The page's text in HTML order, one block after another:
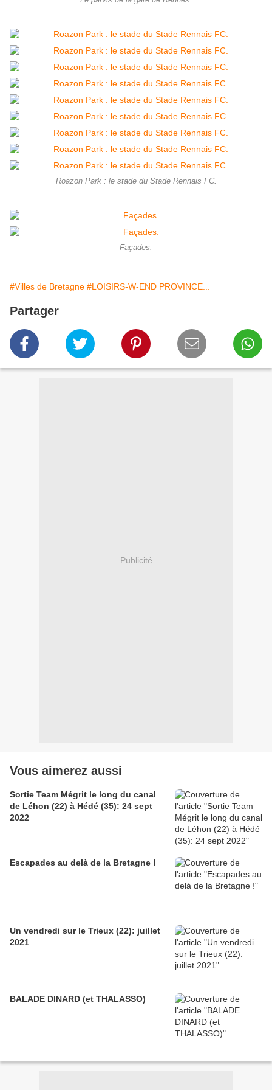
Roazon Park : le stade du Stade Rennais FC.
Façades.
#Villes de Bretagne #LOISIRS-W-END PROVINCE...
Partager
Publicité
Vous aimerez aussi
Sortie Team Mégrit le long du canal
de Léhon (22) à Hédé (35): 24 sept
2022
Escapades au delà de la Bretagne !
Un vendredi sur le Trieux (22): juillet
2021
BALADE DINARD (et THALASSO)